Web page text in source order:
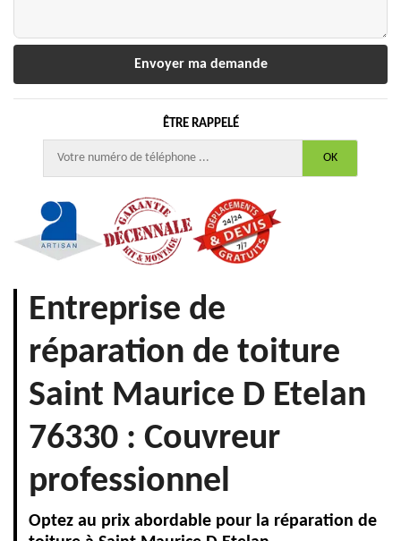
ÊTRE RAPPELÉ
Entreprise de
réparation de toiture
Saint Maurice D Etelan
76330 : Couvreur
professionnel
Optez au prix abordable pour la réparation de